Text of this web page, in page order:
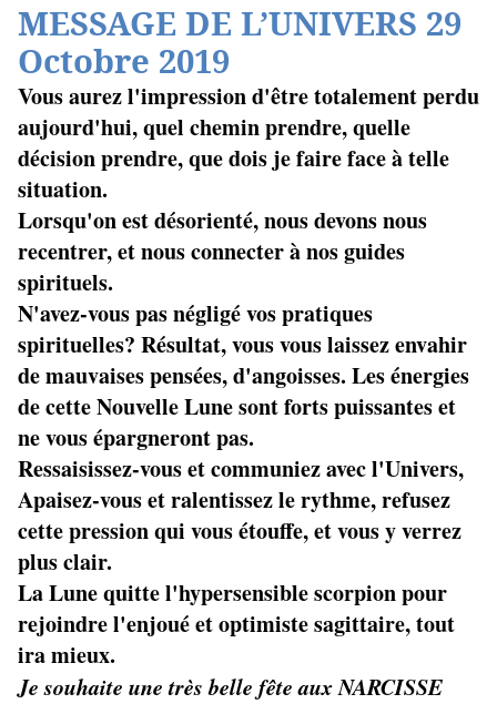
MESSAGE DE L’UNIVERS 29
Octobre 2019
Vous aurez l'impression d'être totalement perdu
aujourd'hui, quel chemin prendre, quelle
décision prendre, que dois je faire face à telle
situation.
Lorsqu'on est désorienté, nous devons nous
recentrer, et nous connecter à nos guides
spirituels.
N'avez-vous pas négligé vos pratiques
spirituelles? Résultat, vous vous laissez envahir
de mauvaises pensées, d'angoisses. Les énergies
de cette Nouvelle Lune sont forts puissantes et
ne vous épargneront pas.
Ressaisissez-vous et communiez avec l'Univers,
Apaisez-vous et ralentissez le rythme, refusez
cette pression qui vous étouffe, et vous y verrez
plus clair.
La Lune quitte l'hypersensible scorpion pour
rejoindre l'enjoué et optimiste sagittaire, tout
ira mieux.
Je souhaite une très belle fête aux NARCISSE